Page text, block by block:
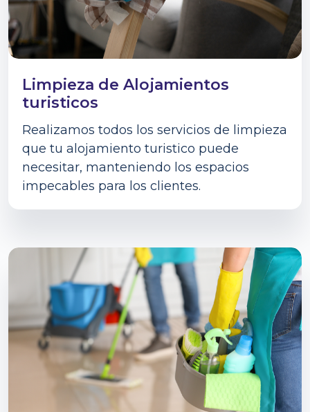
Limpieza de Alojamientos
turisticos
Realizamos todos los servicios de limpieza
que tu alojamiento turistico puede
necesitar, manteniendo los espacios
impecables para los clientes.